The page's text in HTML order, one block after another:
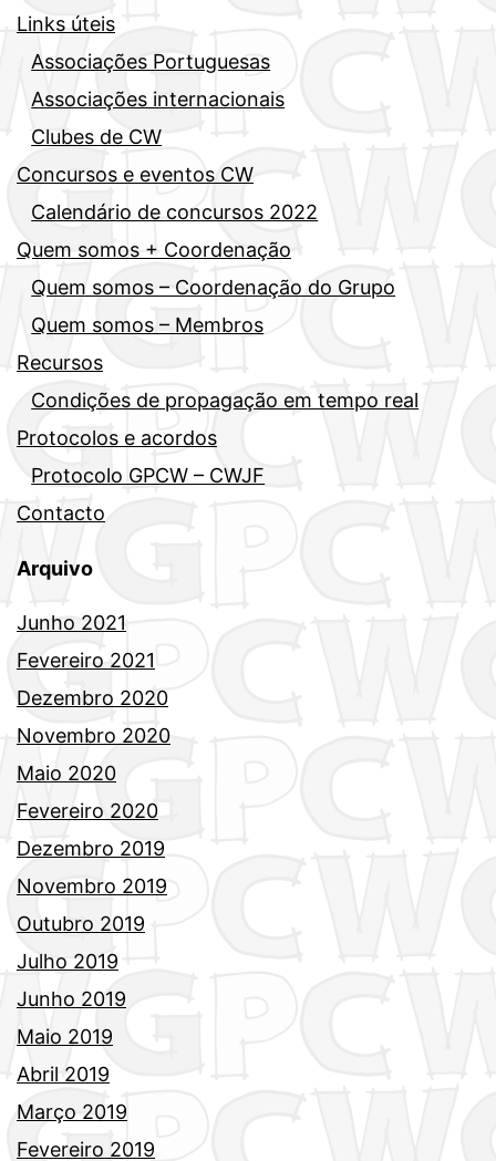
Links úteis
Associações Portuguesas
Associações internacionais
Clubes de CW
Concursos e eventos CW
Calendário de concursos 2022
Quem somos + Coordenação
Quem somos – Coordenação do Grupo
Quem somos – Membros
Recursos
Condições de propagação em tempo real
Protocolos e acordos
Protocolo GPCW – CWJF
Contacto
Arquivo
Junho 2021
Fevereiro 2021
Dezembro 2020
Novembro 2020
Maio 2020
Fevereiro 2020
Dezembro 2019
Novembro 2019
Outubro 2019
Julho 2019
Junho 2019
Maio 2019
Abril 2019
Março 2019
Fevereiro 2019